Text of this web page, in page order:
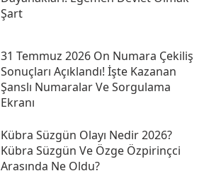
Şart
31 Temmuz 2026 On Numara Çekiliş
Sonuçları Açıklandı! İşte Kazanan
Şanslı Numaralar Ve Sorgulama
Ekranı
Kübra Süzgün Olayı Nedir 2026?
Kübra Süzgün Ve Özge Özpirinçci
Arasında Ne Oldu?